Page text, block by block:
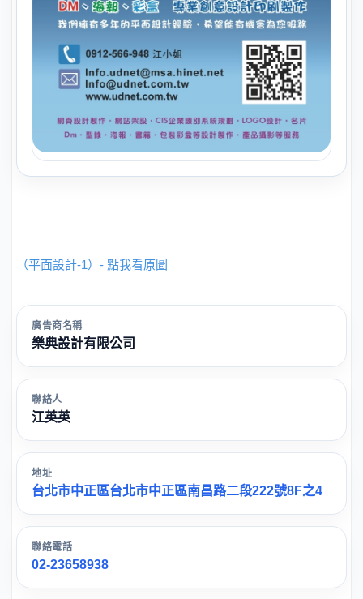
（平面設計-1）- 點我看原圖
廣告商名稱
樂典設計有限公司
聯絡人
江英英
地址
台北市中正區台北市中正區南昌路二段222號8F之4
聯絡電話
02-23658938